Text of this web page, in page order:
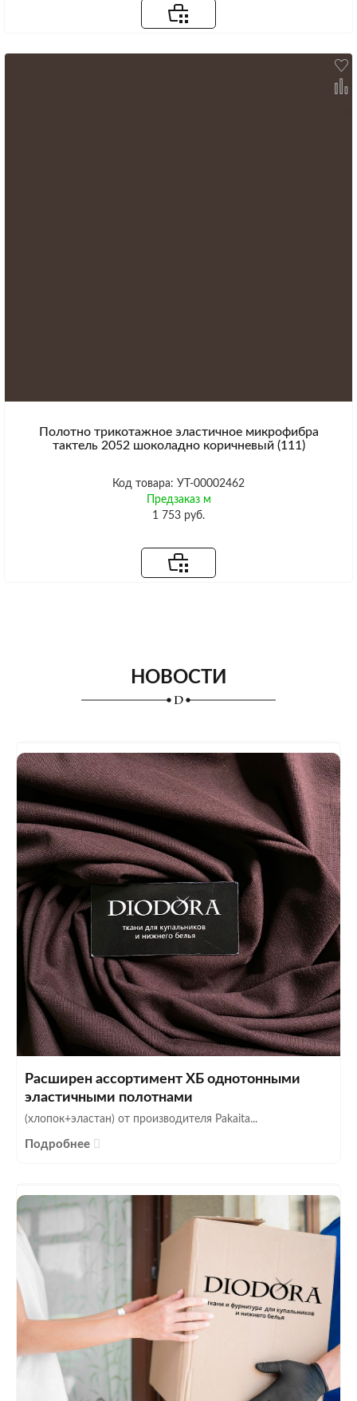
Полотно трикотажное эластичное микрофибра
тактель 2052 шоколадно коричневый (111)
Код товара: УТ-00002462
Предзаказ м
1 753 руб.
НОВОСТИ
Расширен ассортимент ХБ однотонными
эластичными полотнами
(хлопок+эластан) от производителя Pakaita...
Подробнее